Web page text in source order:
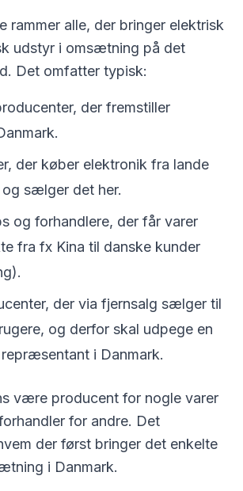
rammer alle, der bringer elektrisk
udstyr i omsætning på det
Det omfatter typisk:
der fremstiller
der køber elektronik fra lande
sælger det her.
og forhandlere, der får varer
fra fx Kina til danske kunder
der via fjernsalg sælger til
og derfor skal udpege en
i Danmark.
være producent for nogle varer
for andre. Det
der først bringer det enkelte
i Danmark.